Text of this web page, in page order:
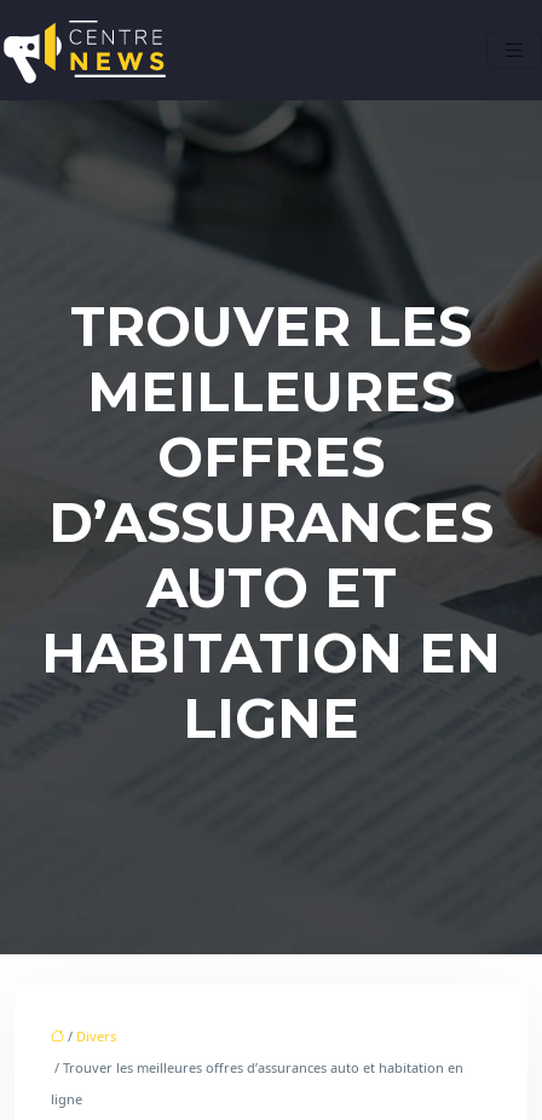
TROUVER LES
MEILLEURES
OFFRES
D’ASSURANCES
AUTO ET
HABITATION EN
LIGNE
/ Divers
/ Trouver les meilleures offres d’assurances auto et habitation en
ligne